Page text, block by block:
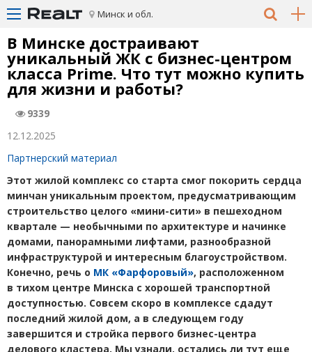
Минск и обл.
В Минске достраивают
уникальный ЖК с бизнес-центром
класса Prime. Что тут можно купить
для жизни и работы?
9339
12.12.2025
Партнерский материал
Этот жилой комплекс со старта смог покорить сердца
минчан уникальным проектом, предусматривающим
строительство целого «мини-сити» в пешеходном
квартале — необычными по архитектуре и начинке
домами, панорамными лифтами, разнообразной
инфраструктурой и интересным благоустройством.
Конечно, речь о МК «Фарфоровый», расположенном
в тихом центре Минска с хорошей транспортной
доступностью. Совсем скоро в комплексе сдадут
последний жилой дом, а в следующем году
завершится и стройка первого бизнес-центра
делового кластера. Мы узнали, остались ли тут еще